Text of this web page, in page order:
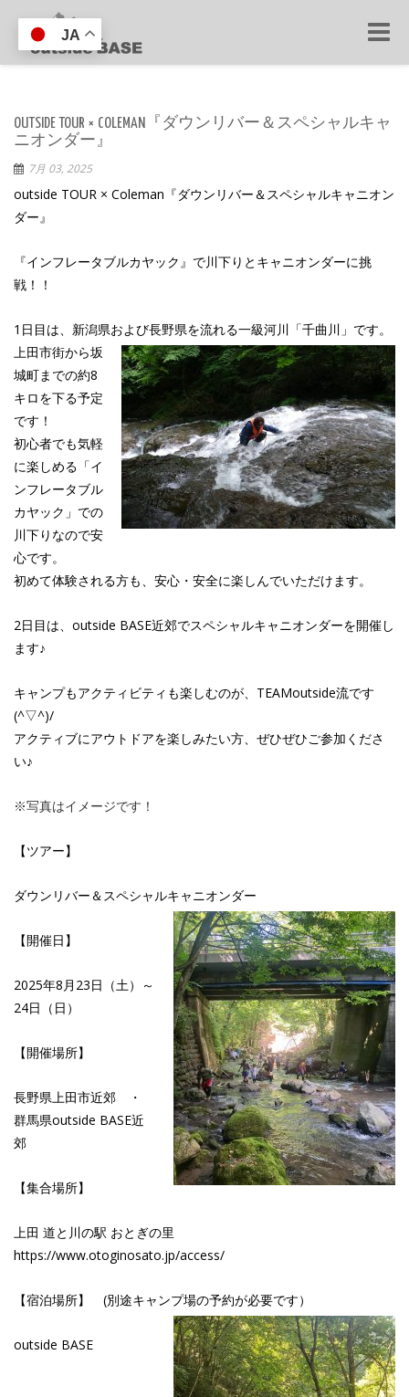
Toggle
OUTSIDE TOUR × COLEMAN『ダウンリバー＆スペシャルキャ
ニオンダー』
7月 03, 2025
outside TOUR × Coleman『ダウンリバー＆スペシャルキャニオン
ダー』
『インフレータブルカヤック』で川下りとキャニオンダーに挑
戦！！
1日目は、新潟県および長野県を流れる一級河川「千曲川」です。
上田市街から坂
城町までの約8
キロを下る予定
です！
初心者でも気軽
に楽しめる「イ
ンフレータブル
カヤック」での
川下りなので安
心です。
初めて体験される方も、安心・安全に楽しんでいただけます。
2日目は、outside BASE近郊でスペシャルキャニオンダーを開催し
ます♪
キャンプもアクティビティも楽しむのが、TEAMoutside流です
(^▽^)/
アクティブにアウトドアを楽しみたい方、ぜひぜひご参加くださ
い♪
※写真はイメージです！
【ツアー】
ダウンリバー＆スペシャルキャニオンダー
【開催日】
2025年8月23日（土）～
24日（日）
【開催場所】
長野県上田市近郊 ・
群馬県outside BASE近
郊
【集合場所】
上田 道と川の駅 おとぎの里
https://www.otoginosato.jp/access/
【宿泊場所】 (別途キャンプ場の予約が必要です）
outside BASE
JA